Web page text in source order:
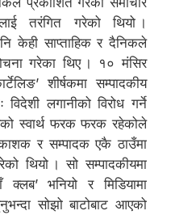
तरंगित गरेको थियो ।
केही साप्ताहिक र दैनिकले
गरेका थिए । १० मंसिर
शीर्षकमा सम्पादकीय
लगानीको विरोध गर्ने
स्वार्थ फरक फरक रहेकोले
र सम्पादक एकै ठाउँमा
थियो । सो सम्पादकीयमा
क्लब’ भनियो र मिडियामा
सोझो बाटोबाट आएको